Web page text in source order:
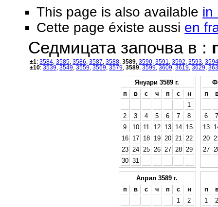
This page is also available in
Cette page éxiste aussi en
Седмицата започва в :
±1: 3584 3585 3586 3587 3588 3589 3590 3591 3592 3593 3594
±10: 3539 3549 3559 3569 3579 3589 3599 3609 3619 3629
Януари 3589 г.
п
в с ч п с
н
1
2
3 4 5 6 7
8
9
10 11 12 13 14
15
16
17 18 19 20 21
22
23
24 25 26 27 28
29
30 31
п
6
7
13
20
27
Април 3589 г.
п
в с ч п с
н
1
2
п
1
2